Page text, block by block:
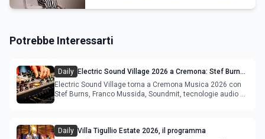
Potrebbe Interessarti
Daily Electric Sound Village 2026 a Cremona: Stef Burns,
Soundmit e Young Band Contest, il programma
Electric Sound Village torna a Cremona Musica 2026 con
Stef Burns, Franco Mussida, Soundmit, tecnologie audio e
Daily Villa Tigullio Estate 2026, il programma